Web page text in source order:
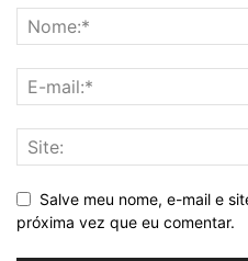
Salve meu nome, e-mail e
próxima vez que eu comentar.